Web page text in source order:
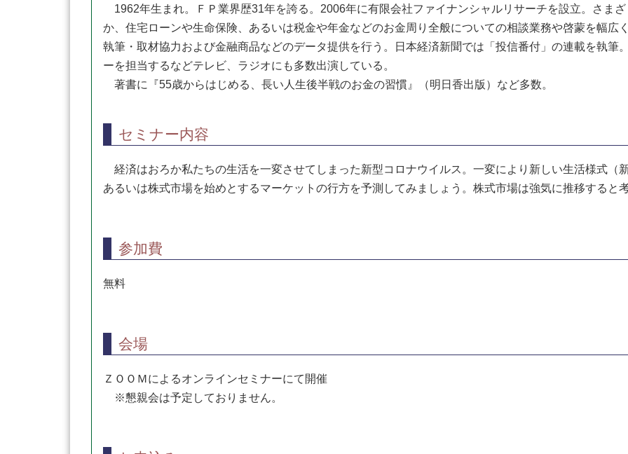
1962年生まれ。ＦＰ業界歴31年を誇る。2006年に有限会社ファイナンシャルリサーチを設立。さま
か、住宅ローンや生命保険、あるいは税金や年金などのお金周り全般についての相談業務や啓蒙を幅広
執筆・取材協力および金融商品などのデータ提供を行う。日本経済新聞では「投信番付」の連載を執筆
ーを担当するなどテレビ、ラジオにも多数出演している。
著書に『55歳からはじめる、長い人生後半戦のお金の習慣』（明日香出版）など多数。
セミナー内容
経済はおろか私たちの生活を一変させてしまった新型コロナウイルス。一変により新しい生活様式（
あるいは株式市場を始めとするマーケットの行方を予測してみましょう。株式市場は強気に推移すると
参加費
無料
会場
ＺＯＯＭによるオンラインセミナーにて開催
※懇親会は予定しておりません。